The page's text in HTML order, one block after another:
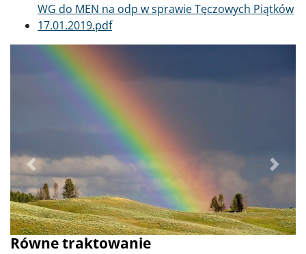
Dokument
WG do MEN na odp w sprawie Tęczowych Piątków
17.01.2019.pdf
Równe traktowanie
Poprzednie Dalej